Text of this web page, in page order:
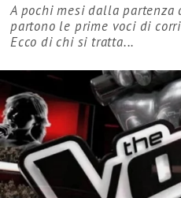
A pochi mesi dalla partenza
partono le prime voci di
Ecco di chi si tratta...